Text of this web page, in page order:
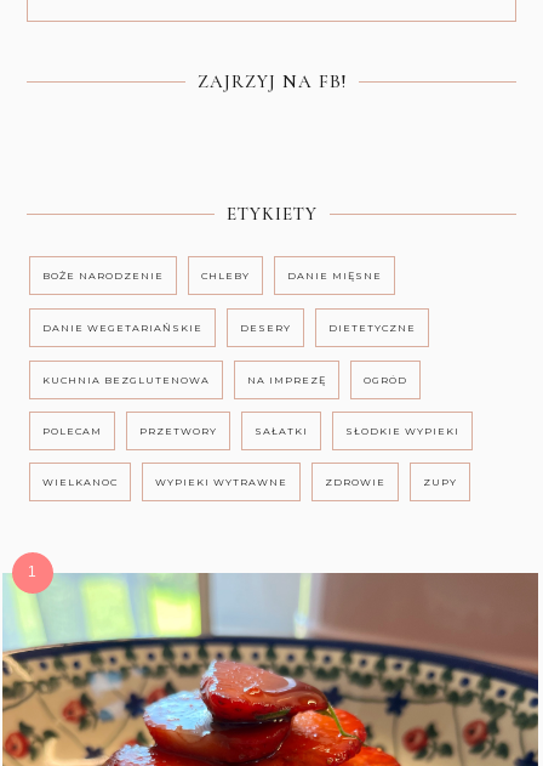
ZAJRZYJ NA FB!
ETYKIETY
BOŻE NARODZENIE CHLEBY DANIE MIĘSNE
DANIE WEGETARIAŃSKIE DESERY DIETETYCZNE
KUCHNIA BEZGLUTENOWA NA IMPREZĘ OGRÓD
POLECAM PRZETWORY SAŁATKI SŁODKIE WYPIEKI
WIELKANOC WYPIEKI WYTRAWNE ZDROWIE ZUPY